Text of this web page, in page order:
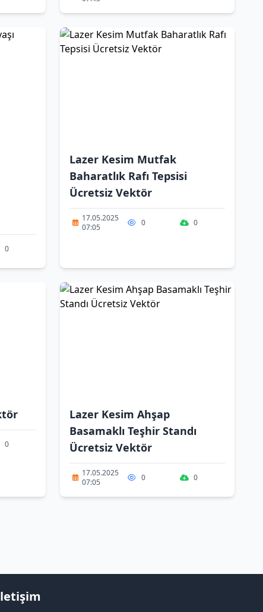
0
Lazer Kesim Mutfak
Baharatlık Rafı Tepsisi
Ücretsiz Vektör
17.05.2025
07:05
0 0
0
Lazer Kesim Ahşap
Basamaklı Teşhir Standı
Ücretsiz Vektör
17.05.2025
07:05
0 0